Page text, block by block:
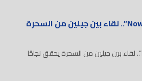
فيلم “Now You See Me 3”.. لقاء بين جيلين من السحرة
فيلم “Now You See Me 3”.. لقاء بين جيلين من السحرة يحقق نجاحًا